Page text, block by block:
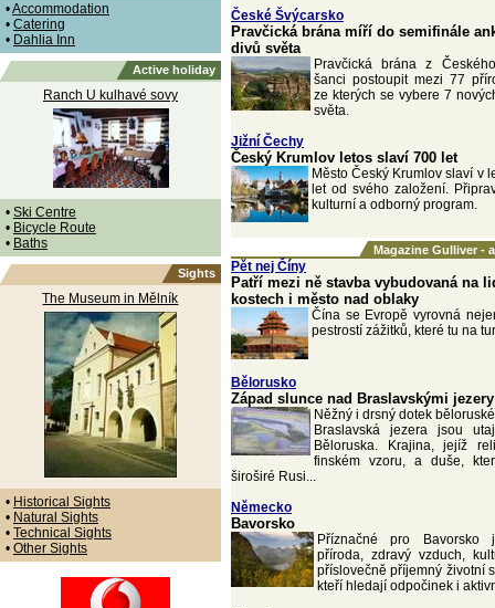
•Accommodation
• Catering
• Dahlia Inn
Active holiday
Ranch U kulhavé sovy
• Ski Centre
• Bicycle Route
• Baths
Sights
The Museum in Mělník
• Historical Sights
• Natural Sights
• Technical Sights
• Other Sights
České Švýcarsko
Pravčická brána míří do semifinále
divů světa
Pravčická brána z
šanci postoupit mezi 77
ze kterých se vybere 7
světa.
Jižní Čechy
Český Krumlov letos slaví 700 let
Město Český Krumlov slaví v
let od svého založení.
kulturní a odborný program.
Magazine Gulliver -
Pět nej Číny
Patří mezi ně stavba vybudovaná na
kostech i město nad oblaky
Čína se Evropě vyrovná
pestrostí zážitků, které tu na
Bělorusko
Západ slunce nad Braslavskými jezery
Něžný i drsný dotek
Braslavská jezera jsou
Běloruska. Krajina, jejíž
finském vzoru, a duše,
široširé Rusi...
Německo
Bavorsko
Příznačné pro Bavorsko
příroda, zdravý vzduch,
příslovečně příjemný životní
kteří hledají odpočinek i